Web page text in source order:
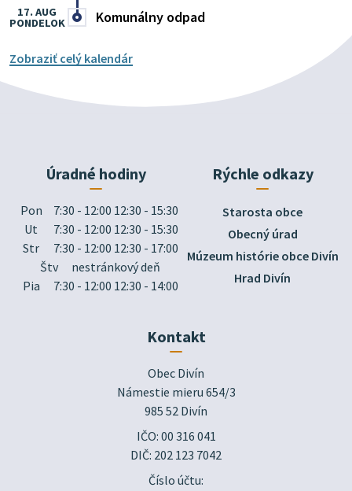
Komunálny odpad
17. AUG
PONDELOK
Zobraziť celý kalendár
Úradné hodiny
Pon
7:30 - 12:00 12:30 - 15:30
Ut
7:30 - 12:00 12:30 - 15:30
Str
7:30 - 12:00 12:30 - 17:00
Štv
nestránkový deň
Pia
7:30 - 12:00 12:30 - 14:00
Rýchle odkazy
Starosta obce
Obecný úrad
Múzeum histórie obce Divín
Hrad Divín
Kontakt
Obec Divín
Námestie mieru 654/3
985 52 Divín
IČO: 00 316 041
DIČ: 202 123 7042
Číslo účtu: